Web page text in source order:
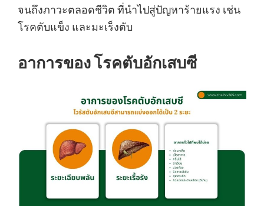
จนถึงภาวะตลอดชีวิต ที่นำไปสู่ปัญหาร้ายแรง เช่น
โรคตับแข็ง และมะเร็งตับ
อาการของ โรคตับอักเสบซี